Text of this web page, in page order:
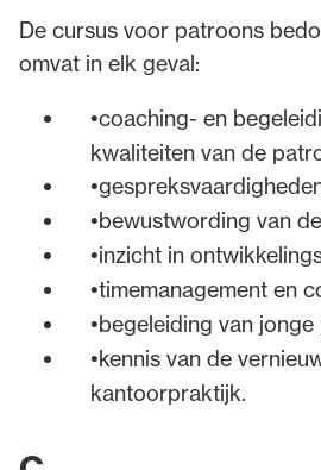
De cursus voor patroons
omvat in elk geval:
coaching- en
kwaliteiten van de
bewustwording van
inzicht in
timemanagement en
begeleiding van
kennis van de
kantoorpraktijk.